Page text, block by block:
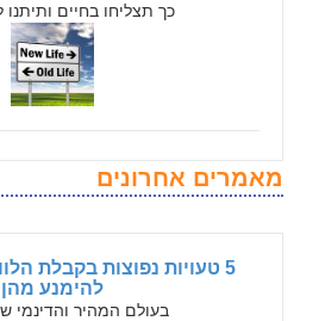
כך תצליחו בחיים ותיתנו
מאמרים אחרונים
5 טעויות נפוצות בקבלת
להימנע מהן
בעולם המהיר והדינמי